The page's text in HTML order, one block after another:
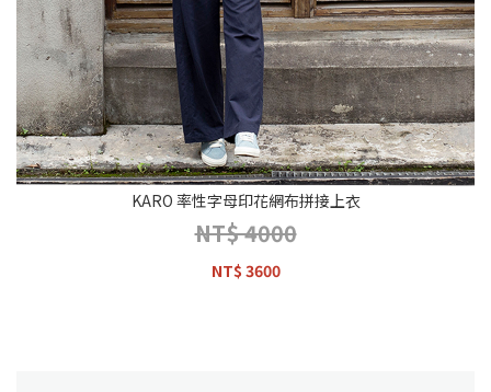
KARO 率性字母印花網布拼接上衣
NT$ 4000
NT$ 3600